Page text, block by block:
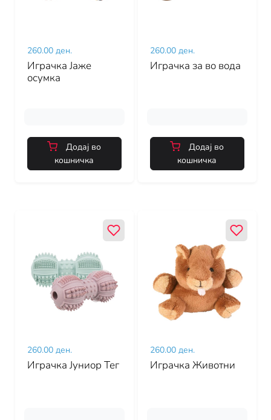
260.00 ден.
Играчка Јаже
осумка
Додај во
кошничка
260.00 ден.
Играчка за во вода
Додај во
кошничка
260.00 ден.
Играчка Јуниор Тег
260.00 ден.
Играчка Животни